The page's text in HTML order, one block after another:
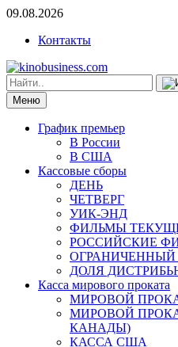
09.08.2026
Контакты
Меню
График премьер
В России
В США
Кассовые сборы
ДЕНЬ
ЧЕТВЕРГ
УИК-ЭНД
ФИЛЬМЫ
РОССИЙСКИЕ
ОГРАНИЧЕННЫЙ
ДОЛЯ
Касса мирового проката
МИРОВОЙ
МИРОВОЙ
КАНАДЫ)
КАССА США